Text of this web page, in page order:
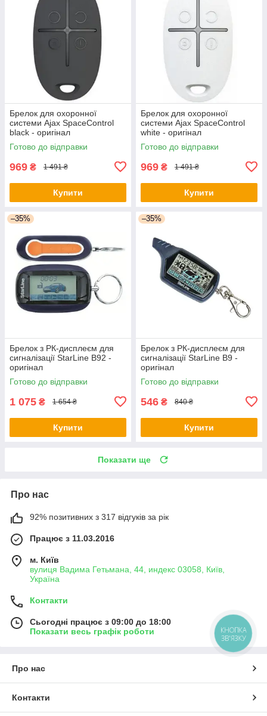
Брелок для охоронної
системи Ajax SpaceControl
black - оригінал
Готово до відправки
969 ₴ 1 491 ₴
Купити
Брелок для охоронної
системи Ajax SpaceControl
white - оригінал
Готово до відправки
969 ₴ 1 491 ₴
Купити
–35%
Брелок з РК-дисплеєм для
сигналізації StarLine B92 -
оригінал
Готово до відправки
1 075 ₴ 1 654 ₴
Купити
–35%
Брелок з РК-дисплеєм для
сигналізації StarLine B9 -
оригінал
Готово до відправки
546 ₴ 840 ₴
Купити
Показати ще
Про нас
92% позитивних з 317 відгуків за рік
Працює з 11.03.2016
м. Київ
вулиця Вадима Гетьмана, 44, индекс 03058, Київ,
Україна
Контакти
Сьогодні працює з 09:00 до 18:00
Показати весь графік роботи
Про нас
Контакти
КНОПКА
ЗВ'ЯЗКУ